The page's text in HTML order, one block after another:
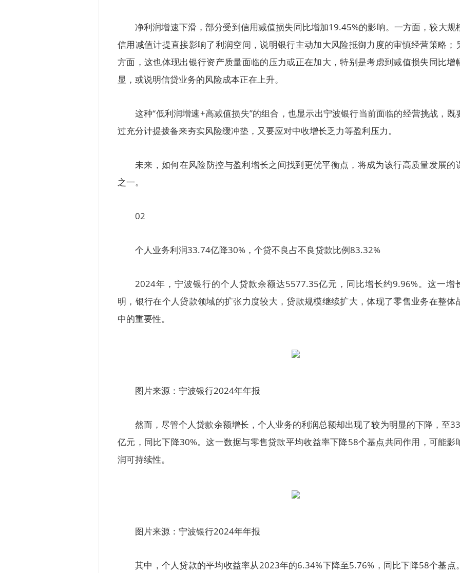
净利润增速下滑，部分受到信用减值损失同比增加19.45%的影响。一方面，较大规
信用减值计提直接影响了利润空间，说明银行主动加大风险抵御力度的审慎经营策略；
方面，这也体现出银行资产质量面临的压力或正在加大，特别是考虑到减值损失同比增
显，或说明信贷业务的风险成本正在上升。
这种“低利润增速+高减值损失”的组合，也显示出宁波银行当前面临的经营挑战，既
过充分计提拨备来夯实风险缓冲垫，又要应对中收增长乏力等盈利压力。
未来，如何在风险防控与盈利增长之间找到更优平衡点，将成为该行高质量发展的
之一。
02
个人业务利润33.74亿降30%，个贷不良占不良贷款比例83.32%
2024年，宁波银行的个人贷款余额达5577.35亿元，同比增长约9.96%。这一增
明，银行在个人贷款领域的扩张力度较大，贷款规模继续扩大，体现了零售业务在整体
中的重要性。
图片来源：宁波银行2024年年报
然而，尽管个人贷款余额增长，个人业务的利润总额却出现了较为明显的下降，至
亿元，同比下降30%。这一数据与零售贷款平均收益率下降58个基点共同作用，可能影
润可持续性。
图片来源：宁波银行2024年年报
其中，个人贷款的平均收益率从2023年的6.34%下降至5.76%，同比下降58个基点